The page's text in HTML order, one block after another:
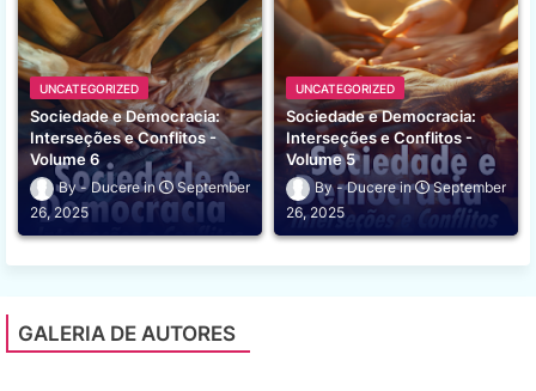
UNCATEGORIZED
Sociedade e Democracia:
Interseções e Conflitos -
Volume 6
Ducere
September
26, 2025
UNCATEGORIZED
Sociedade e Democracia:
Interseções e Conflitos -
Volume 5
Ducere
September
26, 2025
GALERIA DE AUTORES